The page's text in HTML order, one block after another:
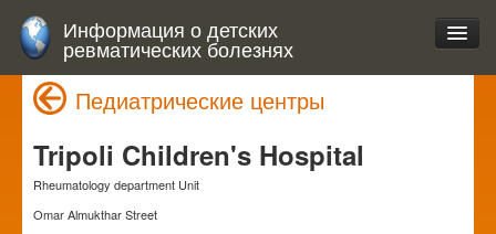
Информация о детских
ревматических болезнях
Педиатрические центры
Tripoli Children's Hospital
Rheumatology department Unit
Omar Almukthar Street